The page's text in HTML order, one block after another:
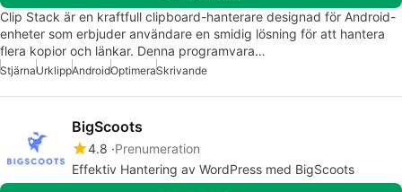
Clip Stack är en kraftfull clipboard-hanterare designad för Android-
enheter som erbjuder användare en smidig lösning för att hantera
flera kopior och länkar. Denna programvara…
StjärnaUrklippAndroidOptimeraSkrivande
BigScoots
4.8 Prenumeration
Effektiv Hantering av WordPress med BigScoots